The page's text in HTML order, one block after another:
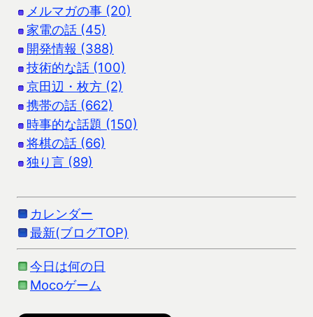
メルマガの事 (20)
家電の話 (45)
開発情報 (388)
技術的な話 (100)
京田辺・枚方 (2)
携帯の話 (662)
時事的な話題 (150)
将棋の話 (66)
独り言 (89)
カレンダー
最新(ブログTOP)
今日は何の日
Mocoゲーム